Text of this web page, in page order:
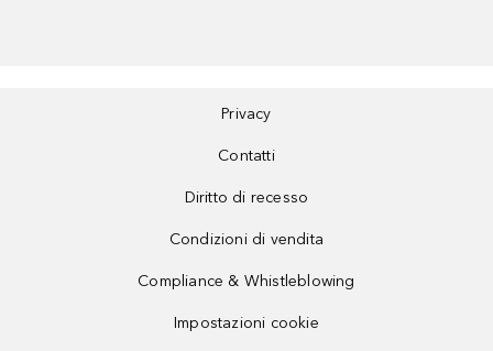
Privacy
Contatti
Diritto di recesso
Condizioni di vendita
Compliance & Whistleblowing
Impostazioni cookie